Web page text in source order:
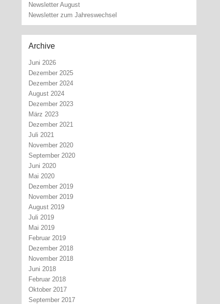
Newsletter August
Newsletter zum Jahreswechsel
Archive
Juni 2026
Dezember 2025
Dezember 2024
August 2024
Dezember 2023
März 2023
Dezember 2021
Juli 2021
November 2020
September 2020
Juni 2020
Mai 2020
Dezember 2019
November 2019
August 2019
Juli 2019
Mai 2019
Februar 2019
Dezember 2018
November 2018
Juni 2018
Februar 2018
Oktober 2017
September 2017